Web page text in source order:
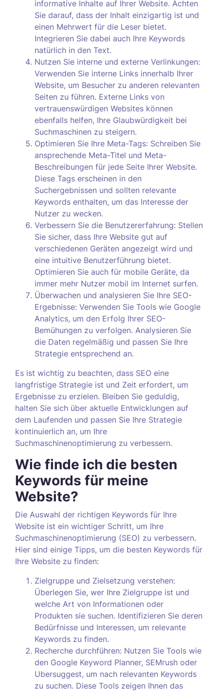
informative Inhalte auf Ihrer Website. Achten
Sie darauf, dass der Inhalt einzigartig ist und
einen Mehrwert für die Leser bietet.
Integrieren Sie dabei auch Ihre Keywords
natürlich in den Text.
Nutzen Sie interne und externe Verlinkungen:
Verwenden Sie interne Links innerhalb Ihrer
Website, um Besucher zu anderen relevanten
Seiten zu führen. Externe Links von
vertrauenswürdigen Websites können
ebenfalls helfen, Ihre Glaubwürdigkeit bei
Suchmaschinen zu steigern.
Optimieren Sie Ihre Meta-Tags: Schreiben Sie
ansprechende Meta-Titel und Meta-
Beschreibungen für jede Seite Ihrer Website.
Diese Tags erscheinen in den
Suchergebnissen und sollten relevante
Keywords enthalten, um das Interesse der
Nutzer zu wecken.
Verbessern Sie die Benutzererfahrung: Stellen
Sie sicher, dass Ihre Website gut auf
verschiedenen Geräten angezeigt wird und
eine intuitive Benutzerführung bietet.
Optimieren Sie auch für mobile Geräte, da
immer mehr Nutzer mobil im Internet surfen.
Überwachen und analysieren Sie Ihre SEO-
Ergebnisse: Verwenden Sie Tools wie Google
Analytics, um den Erfolg Ihrer SEO-
Bemühungen zu verfolgen. Analysieren Sie
die Daten regelmäßig und passen Sie Ihre
Strategie entsprechend an.
Es ist wichtig zu beachten, dass SEO eine
langfristige Strategie ist und Zeit erfordert, um
Ergebnisse zu erzielen. Bleiben Sie geduldig,
halten Sie sich über aktuelle Entwicklungen auf
dem Laufenden und passen Sie Ihre Strategie
kontinuierlich an, um Ihre
Suchmaschinenoptimierung zu verbessern.
Wie finde ich die besten
Keywords für meine
Website?
Die Auswahl der richtigen Keywords für Ihre
Website ist ein wichtiger Schritt, um Ihre
Suchmaschinenoptimierung (SEO) zu verbessern.
Hier sind einige Tipps, um die besten Keywords für
Ihre Website zu finden:
Zielgruppe und Zielsetzung verstehen:
Überlegen Sie, wer Ihre Zielgruppe ist und
welche Art von Informationen oder
Produkten sie suchen. Identifizieren Sie deren
Bedürfnisse und Interessen, um relevante
Keywords zu finden.
Recherche durchführen: Nutzen Sie Tools wie
den Google Keyword Planner, SEMrush oder
Ubersuggest, um nach relevanten Keywords
zu suchen. Diese Tools zeigen Ihnen das